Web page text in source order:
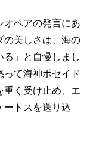
オペアの発言にあ
の美しさは、海の
る」と自慢しまし
って海神ポセイド
重く受け止め、エ
ートスを送り込